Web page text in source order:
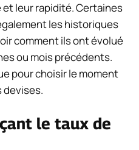
leur rapidité. Certaines
les historiques
comment ils ont évolué
ou mois précédents.
pour choisir le moment
devises.
le taux de